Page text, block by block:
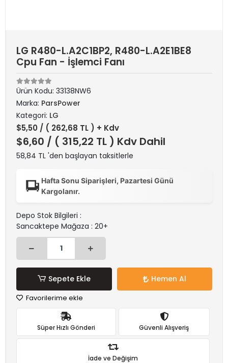
LG R480-L.A2C1BP2, R480-L.A2E1BE8
Cpu Fan - İşlemci Fanı
Ürün Kodu: 33138NW6
Marka: ParsPower
Kategori: LG
$5,50 / ( 262,68 TL ) + Kdv
$6,60 / ( 315,22 TL ) Kdv Dahil
58,84 TL 'den başlayan taksitlerle
Hafta Sonu Siparişleri, Pazartesi Günü
Kargolanır.
Depo Stok Bilgileri :
Sancaktepe Mağaza : 20+
Sepete Ekle Hemen Al
Favorilerime ekle
Süper Hızlı Gönderi Güvenli Alışveriş
İade ve Değişim